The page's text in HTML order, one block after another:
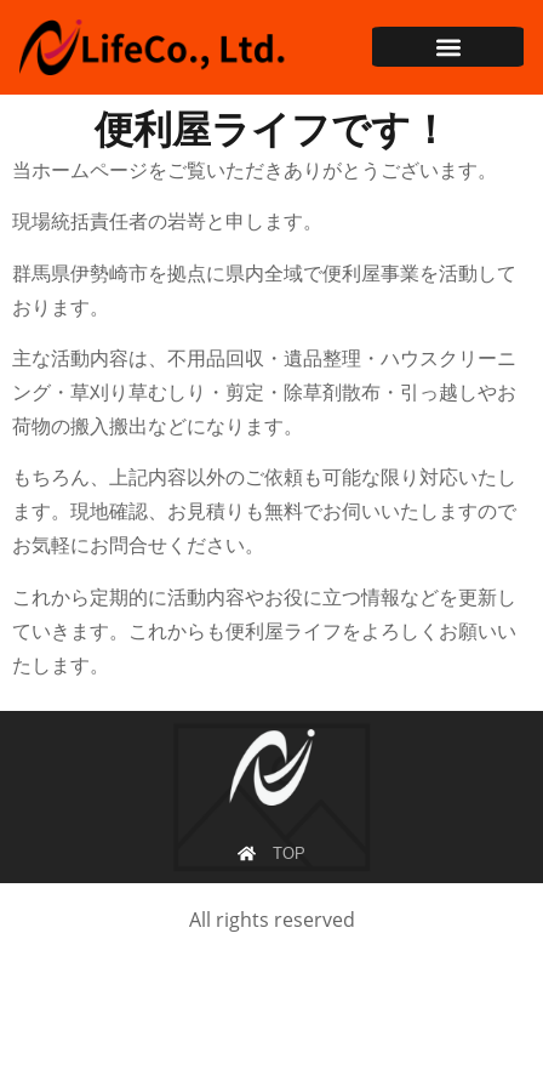
便利屋ライフです！
当ホームページをご覧いただきありがとうございます。
現場統括責任者の岩嵜と申します。
群馬県伊勢崎市を拠点に県内全域で便利屋事業を活動して
おります。
主な活動内容は、不用品回収・遺品整理・ハウスクリーニ
ング・草刈り草むしり・剪定・除草剤散布・引っ越しやお
荷物の搬入搬出などになります。
もちろん、上記内容以外のご依頼も可能な限り対応いたし
ます。現地確認、お見積りも無料でお伺いいたしますので
お気軽にお問合せください。
これから定期的に活動内容やお役に立つ情報などを更新し
ていきます。これからも便利屋ライフをよろしくお願いい
たします。
TOP
All rights reserved